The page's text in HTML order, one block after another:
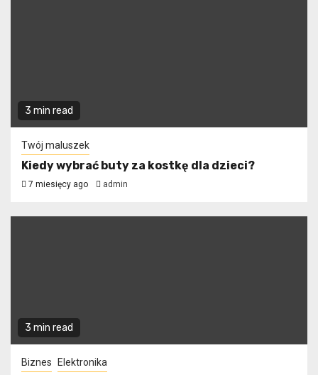
3 min read
Twój maluszek
Kiedy wybrać buty za kostkę dla dzieci?
7 miesięcy ago admin
3 min read
Biznes Elektronika